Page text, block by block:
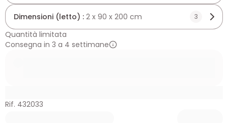
Dimensioni (letto) : 2 x 90 x 200 cm 3
Quantità limitata
Consegna in 3 a 4 settimane
Rif. 432033